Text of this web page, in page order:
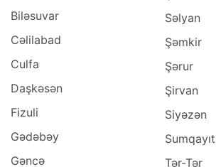
Biləsuvar
Cəlilabad
Culfa
Daşkəsən
Fizuli
Gədəbəy
Gəncə
Səlyan
Şəmkir
Şərur
Şirvan
Siyəzən
Sumqayıt
Tər-Tər